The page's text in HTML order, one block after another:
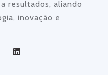
resultados, aliando
inovação e